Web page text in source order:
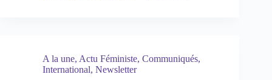
A la une, Actu Féministe, Communiqués,
International, Newsletter